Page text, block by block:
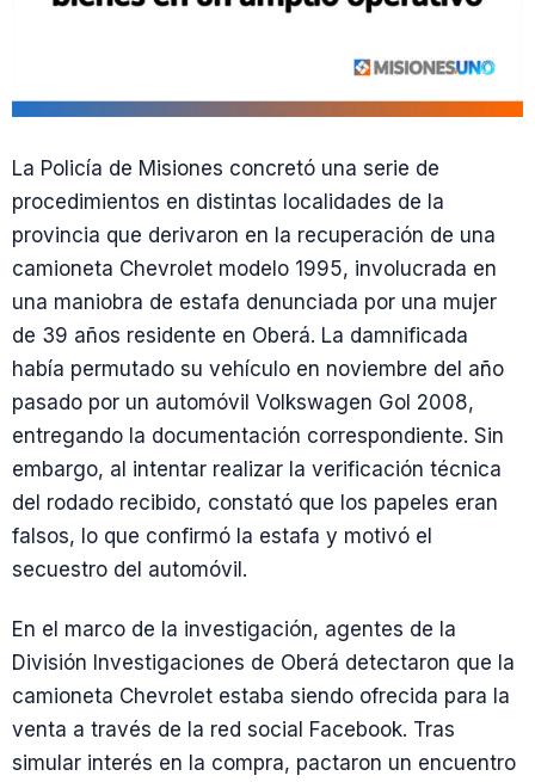
La Policía de Misiones concretó una serie de
procedimientos en distintas localidades de la
provincia que derivaron en la recuperación de una
camioneta Chevrolet modelo 1995, involucrada en
una maniobra de estafa denunciada por una mujer
de 39 años residente en Oberá. La damnificada
había permutado su vehículo en noviembre del año
pasado por un automóvil Volkswagen Gol 2008,
entregando la documentación correspondiente. Sin
embargo, al intentar realizar la verificación técnica
del rodado recibido, constató que los papeles eran
falsos, lo que confirmó la estafa y motivó el
secuestro del automóvil.
En el marco de la investigación, agentes de la
División Investigaciones de Oberá detectaron que la
camioneta Chevrolet estaba siendo ofrecida para la
venta a través de la red social Facebook. Tras
simular interés en la compra, pactaron un encuentro